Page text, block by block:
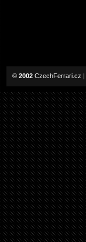
© 2002 CzechFerrari.cz |